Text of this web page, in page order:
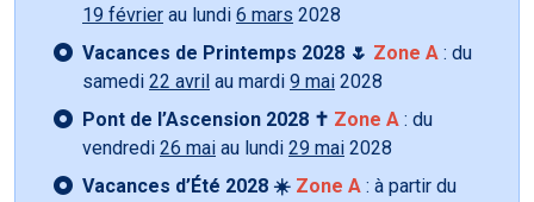
19 février au lundi 6 mars 2028
Vacances de Printemps 2028 🌷 Zone A : du
samedi 22 avril au mardi 9 mai 2028
Pont de l’Ascension 2028 ✝️ Zone A : du
vendredi 26 mai au lundi 29 mai 2028
Vacances d’Été 2028 ☀️ Zone A : à partir du